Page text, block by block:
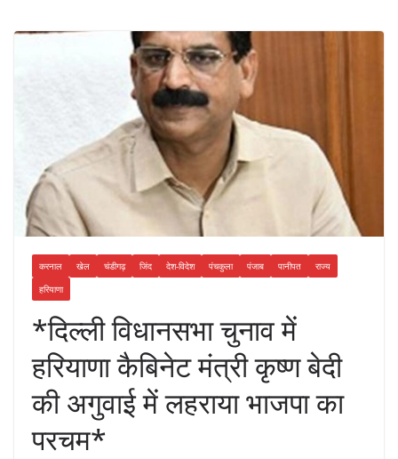
करनाल खेल चंडीगढ़ जिंद देश-विदेश पंचकुला पंजाब पानीपत
राज्य
हरियाणा
*दिल्ली विधानसभा चुनाव में
हरियाणा कैबिनेट मंत्री कृष्ण बेदी
की अगुवाई में लहराया भाजपा का
परचम*